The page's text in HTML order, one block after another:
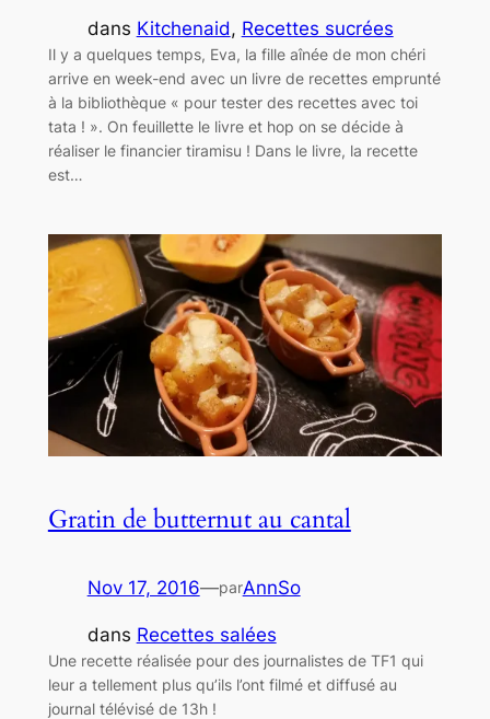
dans Kitchenaid, Recettes sucrées
Il y a quelques temps, Eva, la fille aînée de mon chéri
arrive en week-end avec un livre de recettes emprunté
à la bibliothèque « pour tester des recettes avec toi
tata ! ». On feuillette le livre et hop on se décide à
réaliser le financier tiramisu ! Dans le livre, la recette
est…
Gratin de butternut au cantal
Nov 17, 2016—parAnnSo
dans Recettes salées
Une recette réalisée pour des journalistes de TF1 qui
leur a tellement plus qu’ils l’ont filmé et diffusé au
journal télévisé de 13h !